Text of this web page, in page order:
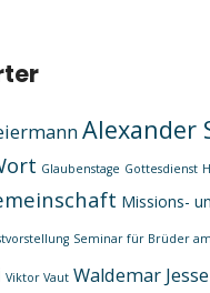
Alexander
Glaubenstage Gottesdienst
Missions-
Seminar für Brüder
Viktor Vaut Waldemar Jesse